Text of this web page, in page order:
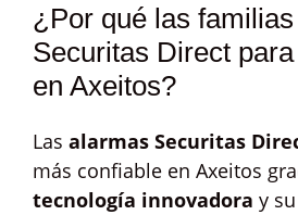
¿Por qué las
Securitas Direct
en Axeitos?
Las alarmas Securitas
más confiable en Axeitos
tecnología innovadora y